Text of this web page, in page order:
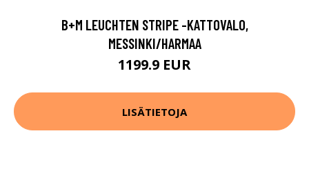
B+M LEUCHTEN STRIPE -KATTOVALO,
MESSINKI/HARMAA
1199.9 EUR
LISÄTIETOJA